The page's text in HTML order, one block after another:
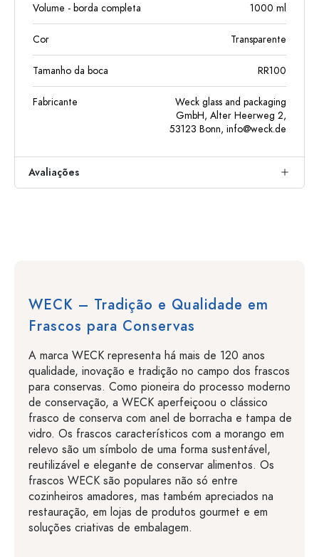
Volume - borda completa 1000 ml
Cor Transparente
Tamanho da boca RR100
Fabricante
Weck glass and packaging
GmbH, Alter Heerweg 2,
53123 Bonn, info@weck.de
Avaliações
WECK – Tradição e Qualidade em
Frascos para Conservas
A marca WECK representa há mais de 120 anos
qualidade, inovação e tradição no campo dos frascos
para conservas. Como pioneira do processo moderno
de conservação, a WECK aperfeiçoou o clássico
frasco de conserva com anel de borracha e tampa de
vidro. Os frascos característicos com a morango em
relevo são um símbolo de uma forma sustentável,
reutilizável e elegante de conservar alimentos. Os
frascos WECK são populares não só entre
cozinheiros amadores, mas também apreciados na
restauração, em lojas de produtos gourmet e em
soluções criativas de embalagem.